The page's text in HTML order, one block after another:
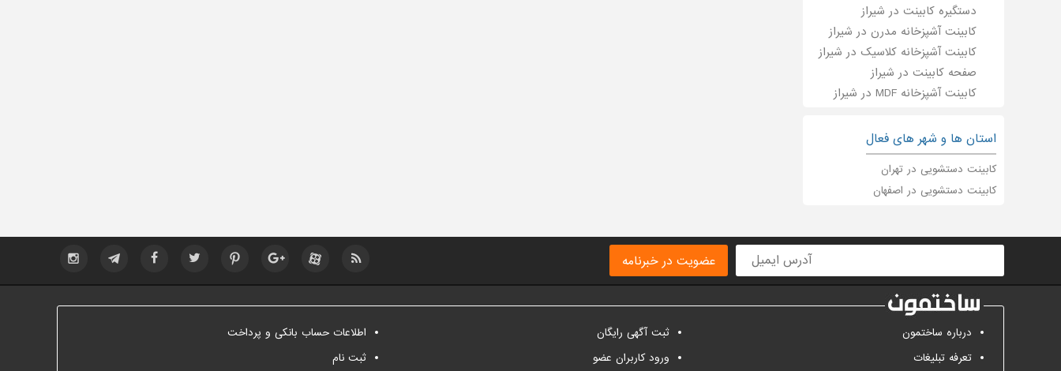
دستگیره کابینت در شیراز
کابینت آشپزخانه مدرن در شیراز
کابینت آشپزخانه کلاسیک در شیراز
صفحه کابینت در شیراز
کابینت آشپزخانه MDF در شیراز
استان ها و شهر های فعال
کابینت دستشویی در تهران
کابینت دستشویی در اصفهان
عضویت در خبرنامه
درباره ساختمون
تعرفه تبلیغات
ثبت آگهی رایگان
ورود کاربران عضو
اطلاعات حساب بانکی و پرداخت
ثبت نام